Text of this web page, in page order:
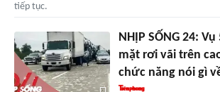
tiếp tục.
NHỊP SỐNG 24:
mặt rơi vãi trên
chức năng nói gì